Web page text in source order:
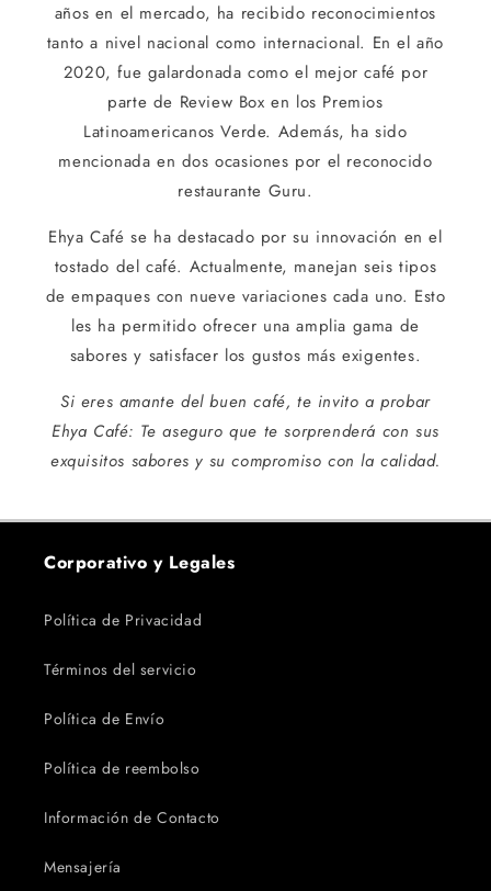
años en el mercado, ha recibido reconocimientos
tanto a nivel nacional como internacional. En el año
2020, fue galardonada como el mejor café por
parte de Review Box en los Premios
Latinoamericanos Verde. Además, ha sido
mencionada en dos ocasiones por el reconocido
restaurante Guru.
Ehya Café se ha destacado por su innovación en el
tostado del café. Actualmente, manejan seis tipos
de empaques con nueve variaciones cada uno. Esto
les ha permitido ofrecer una amplia gama de
sabores y satisfacer los gustos más exigentes.
Si eres amante del buen café, te invito a probar
Ehya Café: Te aseguro que te sorprenderá con sus
exquisitos sabores y su compromiso con la calidad.
Corporativo y Legales
Política de Privacidad
Términos del servicio
Política de Envío
Política de reembolso
Información de Contacto
Mensajería